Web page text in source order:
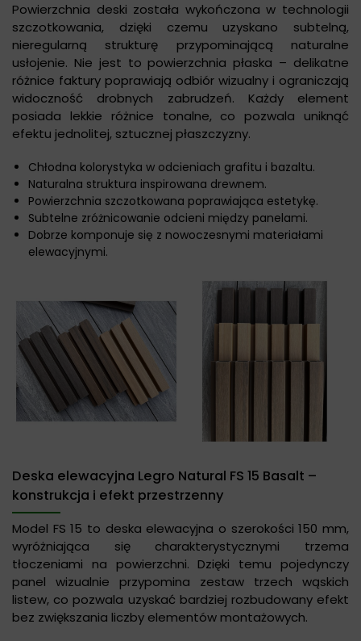
Powierzchnia deski została wykończona w technologii
szczotkowania, dzięki czemu uzyskano subtelną,
nieregularną strukturę przypominającą naturalne
usłojenie. Nie jest to powierzchnia płaska – delikatne
różnice faktury poprawiają odbiór wizualny i ograniczają
widoczność drobnych zabrudzeń. Każdy element
posiada lekkie różnice tonalne, co pozwala uniknąć
efektu jednolitej, sztucznej płaszczyzny.
Chłodna kolorystyka w odcieniach grafitu i bazaltu.
Naturalna struktura inspirowana drewnem.
Powierzchnia szczotkowana poprawiająca estetykę.
Subtelne zróżnicowanie odcieni między panelami.
Dobrze komponuje się z nowoczesnymi materiałami
elewacyjnymi.
Deska elewacyjna Legro Natural FS 15 Basalt –
konstrukcja i efekt przestrzenny
Model FS 15 to deska elewacyjna o szerokości 150 mm,
wyróżniająca się charakterystycznymi trzema
tłoczeniami na powierzchni. Dzięki temu pojedynczy
panel wizualnie przypomina zestaw trzech wąskich
listew, co pozwala uzyskać bardziej rozbudowany efekt
bez zwiększania liczby elementów montażowych.